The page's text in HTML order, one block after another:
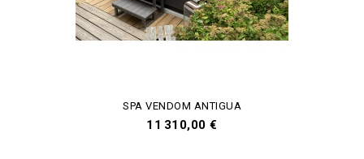
SPA VENDOM ANTIGUA
Prix
11 310,00 €